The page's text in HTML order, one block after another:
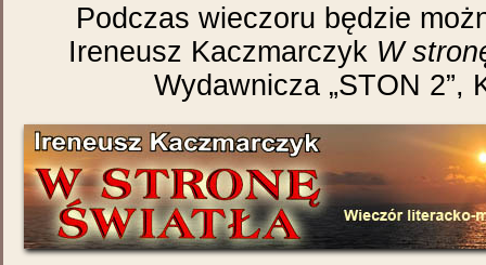
Podczas wieczoru będzie
Ireneusz Kaczmarczyk W
Wydawnicza „STON 2”,